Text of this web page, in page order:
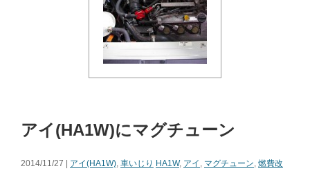
アイ(HA1W)にマグチューン
2014/11/27 | アイ(HA1W), 車いじり HA1W, アイ , マグチューン, 燃費改